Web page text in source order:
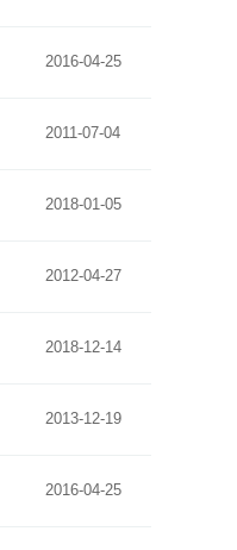
2016-04-25
2011-07-04
2018-01-05
2012-04-27
2018-12-14
2013-12-19
2016-04-25